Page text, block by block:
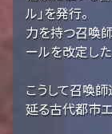
ル」を発行。
力を持つ召喚
ールを改定した
こうして召喚
延る古代都市エ